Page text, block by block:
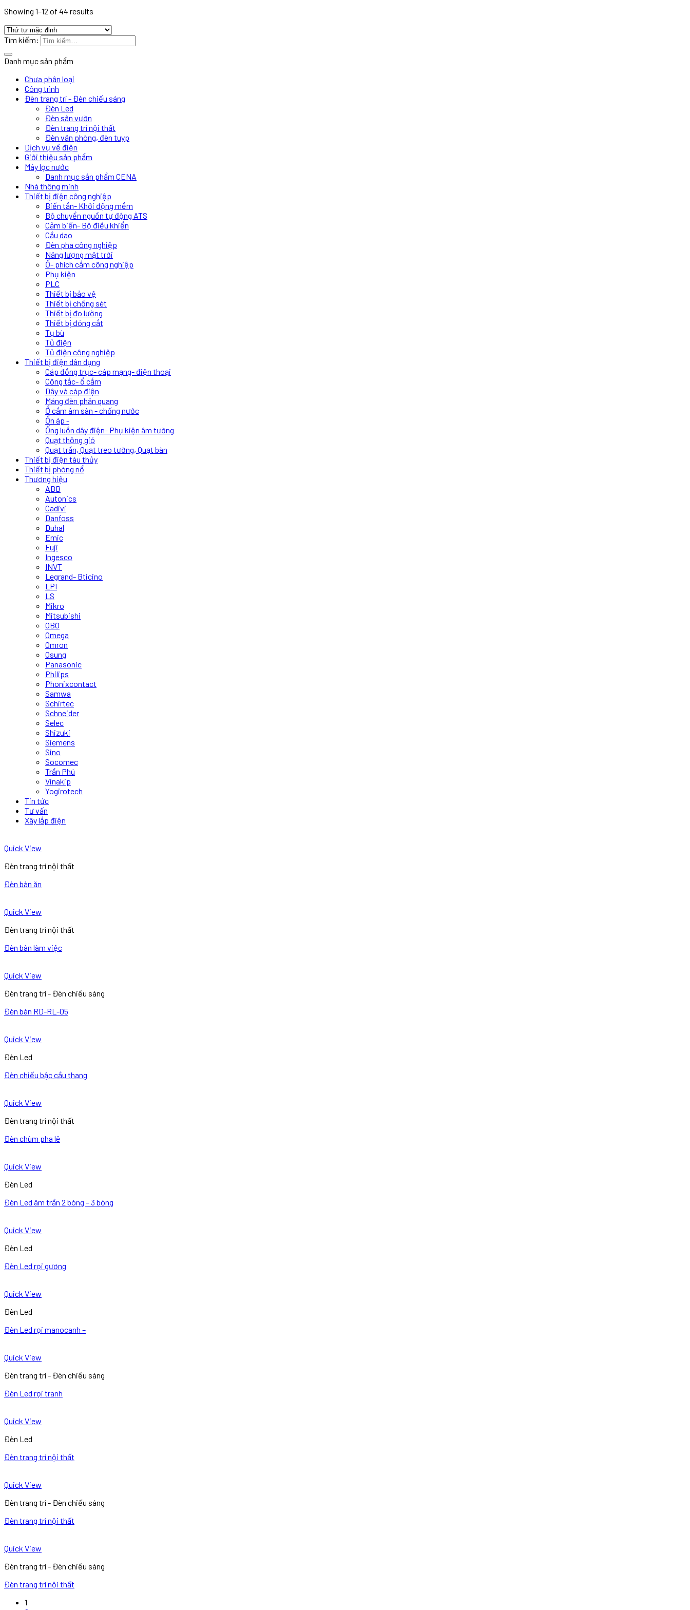
Showing 1–12 of 44 results
Tìm kiếm:
Danh mục sản phẩm
Chưa phân loại
Công trình
Đèn trang trí - Đèn chiếu sáng
Đèn Led
Đèn sân vườn
Đèn trang trí nội thất
Đèn văn phòng, đèn tuyp
Dịch vụ về điện
Giới thiệu sản phẩm
Máy lọc nước
Danh mục sản phẩm CENA
Nhà thông minh
Thiết bị điện công nghiệp
Biến tần- Khởi động mềm
Bộ chuyển nguồn tự động ATS
Cảm biến- Bộ điều khiển
Cầu dao
Đèn pha công nghiệp
Năng lượng mặt trời
Ổ- phích cắm công nghiệp
Phụ kiện
PLC
Thiết bị bảo vệ
Thiết bị chống sét
Thiết bị đo lường
Thiết bị đóng cắt
Tụ bù
Tủ điện
Tủ điện công nghiệp
Thiết bị điện dân dụng
Cáp đồng trục- cáp mạng- điện thoại
Công tắc- ổ cắm
Dây và cáp điện
Máng đèn phản quang
Ổ cắm âm sàn - chống nước
Ổn áp -
Ống luồn dây điện- Phụ kiện âm tường
Quạt thông gió
Quạt trần, Quạt treo tường, Quạt bàn
Thiết bị điện tàu thủy
Thiết bị phòng nổ
Thương hiệu
ABB
Autonics
Cadivi
Danfoss
Duhal
Emic
Fuji
Ingesco
INVT
Legrand- Bticino
LPI
LS
Mikro
Mitsubishi
OBO
Omega
Omron
Osung
Panasonic
Philips
Phonixcontact
Samwa
Schirtec
Schneider
Selec
Shizuki
Siemens
Sino
Socomec
Trần Phú
Vinakip
Yogirotech
Tin tức
Tư vấn
Xây lắp điện
Quick View
Đèn trang trí nội thất
Đèn bàn ăn
Quick View
Đèn trang trí nội thất
Đèn bàn làm việc
Quick View
Đèn trang trí - Đèn chiếu sáng
Đèn bàn RD-RL-05
Quick View
Đèn Led
Đèn chiếu bậc cầu thang
Quick View
Đèn trang trí nội thất
Đèn chùm pha lê
Quick View
Đèn Led
Đèn Led âm trần 2 bóng – 3 bóng
Quick View
Đèn Led
Đèn Led rọi gương
Quick View
Đèn Led
Đèn Led rọi manocanh –
Quick View
Đèn trang trí - Đèn chiếu sáng
Đèn Led rọi tranh
Quick View
Đèn Led
Đèn trang trí nội thất
Quick View
Đèn trang trí - Đèn chiếu sáng
Đèn trang trí nội thất
Quick View
Đèn trang trí - Đèn chiếu sáng
Đèn trang trí nội thất
1